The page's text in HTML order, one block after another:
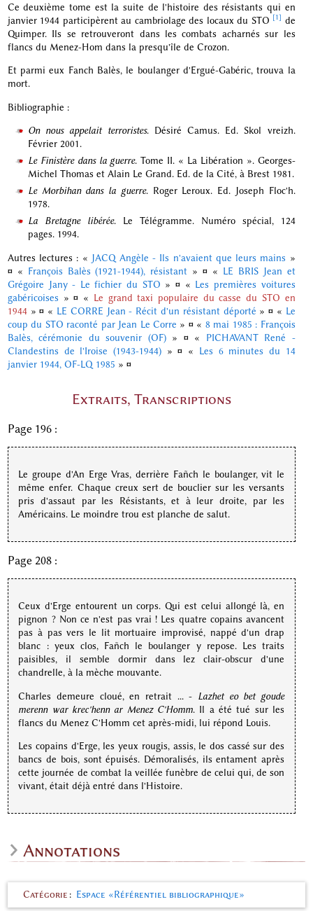
Ce deuxième tome est la suite de l'histoire des résistants qui en
janvier 1944 participèrent au cambriolage des locaux du STO [1] de
Quimper. Ils se retrouveront dans les combats acharnés sur les
flancs du Menez-Hom dans la presqu'île de Crozon.
Et parmi eux Fanch Balès, le boulanger d'Ergué-Gabéric, trouva la
mort.
Bibliographie :
On nous appelait terroristes. Désiré Camus. Ed. Skol vreizh.
Février 2001.
Le Finistère dans la guerre. Tome II. « La Libération ». Georges-
Michel Thomas et Alain Le Grand. Ed. de la Cité, à Brest 1981.
Le Morbihan dans la guerre. Roger Leroux. Ed. Joseph Floc'h.
1978.
La Bretagne libérée. Le Télégramme. Numéro spécial, 124
pages. 1994.
Autres lectures : « JACQ Angèle - Ils n'avaient que leurs mains »
¤« François Balès (1921-1944), résistant »¤ « LE BRIS Jean et
Grégoire Jany - Le fichier du STO »¤ « Les premières voitures
gabéricoises »¤ « Le grand taxi populaire du casse du STO en
1944»¤ « LE CORRE Jean - Récit d'un résistant déporté »¤ « Le
coup du STO raconté par Jean Le Corre » ¤« 8 mai 1985 : François
Balès, cérémonie du souvenir (OF)» ¤« PICHAVANT René -
Clandestins de l'Iroise (1943-1944) »¤ « Les 6 minutes du 14
janvier 1944, OF-LQ 1985 » ¤
Extraits, Transcriptions
Page 196 :
Le groupe d'An Erge Vras, derrière Fañch le boulanger, vit le
même enfer. Chaque creux sert de bouclier sur les versants
pris d'assaut par les Résistants, et à leur droite, par les
Américains. Le moindre trou est planche de salut.
Page 208 :
Ceux d'Erge entourent un corps. Qui est celui allongé là, en
pignon ? Non ce n'est pas vrai ! Les quatre copains avancent
pas à pas vers le lit mortuaire improvisé, nappé d'un drap
blanc : yeux clos, Fañch le boulanger y repose. Les traits
paisibles, il semble dormir dans lez clair-obscur d'une
chandrelle, à la mèche mouvante.
Charles demeure cloué, en retrait ... - Lazhet eo bet goude
merenn war krec'henn ar Menez C'Homm. Il a été tué sur les
flancs du Menez C'Homm cet après-midi, lui répond Louis.
Les copains d'Erge, les yeux rougis, assis, le dos cassé sur des
bancs de bois, sont épuisés. Démoralisés, ils entament après
cette journée de combat la veillée funèbre de celui qui, de son
vivant, était déjà entré dans l'Histoire.
Annotations
Catégorie : Espace «Référentiel bibliographique»